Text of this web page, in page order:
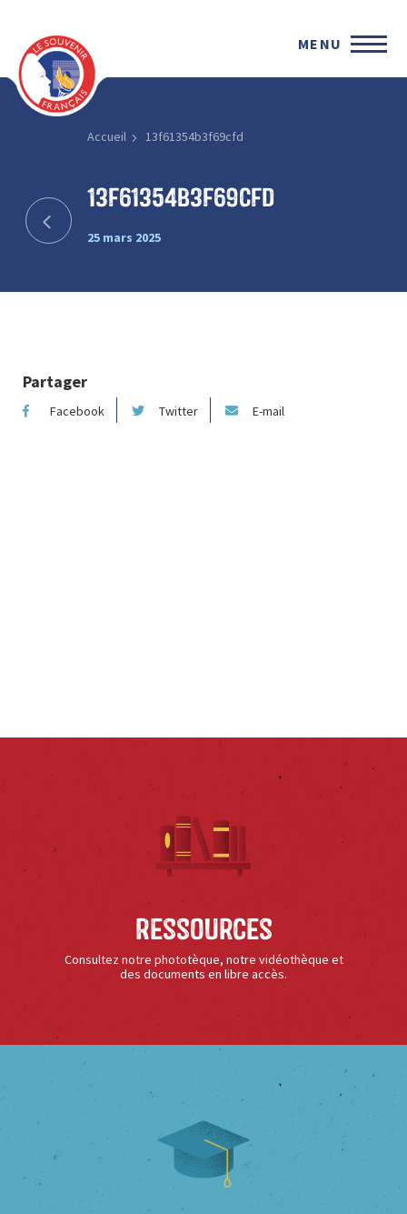
MENU
Accueil 13f61354b3f69cfd
13f61354b3f69cfd
25 mars 2025
Partager
Facebook Twitter E-mail
Ressources
Consultez notre phototèque, notre vidéothèque et
des documents en libre accès.